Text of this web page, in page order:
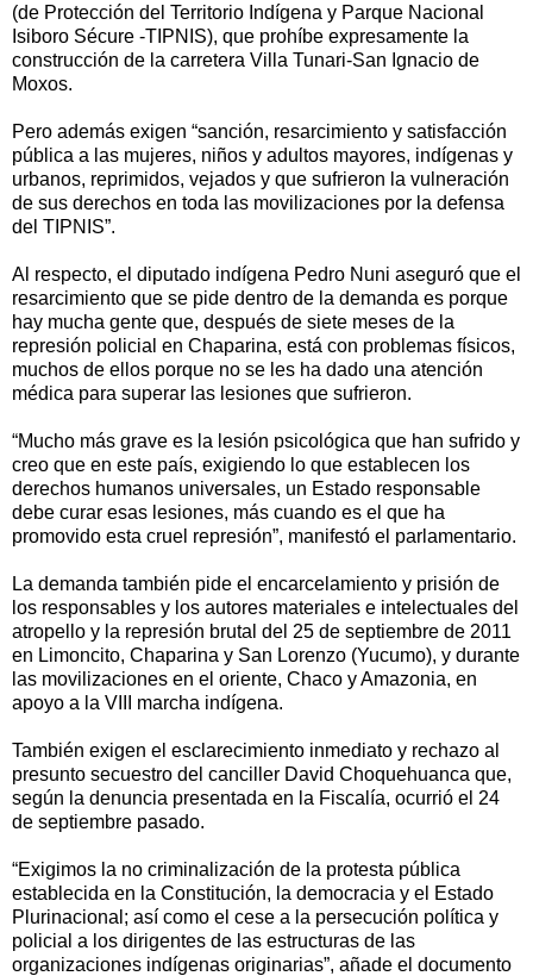
(de Protección del Territorio Indígena y Parque Nacional
Isiboro Sécure -TIPNIS), que prohíbe expresamente la
construcción de la carretera Villa Tunari-San Ignacio de
Moxos.
Pero además exigen “sanción, resarcimiento y satisfacción
pública a las mujeres, niños y adultos mayores, indígenas y
urbanos, reprimidos, vejados y que sufrieron la vulneración
de sus derechos en toda las movilizaciones por la defensa
del TIPNIS”.
Al respecto, el diputado indígena Pedro Nuni aseguró que el
resarcimiento que se pide dentro de la demanda es porque
hay mucha gente que, después de siete meses de la
represión policial en Chaparina, está con problemas físicos,
muchos de ellos porque no se les ha dado una atención
médica para superar las lesiones que sufrieron.
“Mucho más grave es la lesión psicológica que han sufrido y
creo que en este país, exigiendo lo que establecen los
derechos humanos universales, un Estado responsable
debe curar esas lesiones, más cuando es el que ha
promovido esta cruel represión”, manifestó el parlamentario.
La demanda también pide el encarcelamiento y prisión de
los responsables y los autores materiales e intelectuales del
atropello y la represión brutal del 25 de septiembre de 2011
en Limoncito, Chaparina y San Lorenzo (Yucumo), y durante
las movilizaciones en el oriente, Chaco y Amazonia, en
apoyo a la VIII marcha indígena.
También exigen el esclarecimiento inmediato y rechazo al
presunto secuestro del canciller David Choquehuanca que,
según la denuncia presentada en la Fiscalía, ocurrió el 24
de septiembre pasado.
“Exigimos la no criminalización de la protesta pública
establecida en la Constitución, la democracia y el Estado
Plurinacional; así como el cese a la persecución política y
policial a los dirigentes de las estructuras de las
organizaciones indígenas originarias”, añade el documento